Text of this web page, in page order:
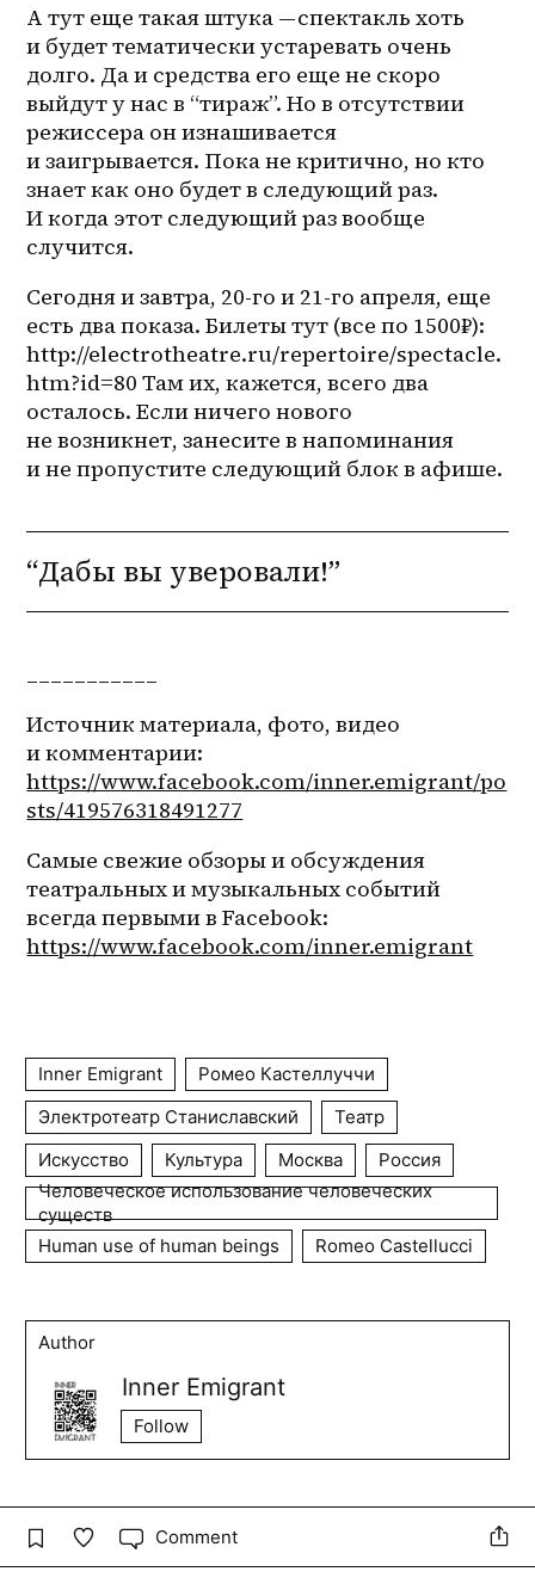
А тут еще такая штука — спектакль хоть
и будет тематически устаревать очень
долго. Да и средства его еще не скоро
выйдут у нас в “тираж”. Но в отсутствии
режиссера он изнашивается
и заигрывается. Пока не критично, но кто
знает как оно будет в следующий раз.
И когда этот следующий раз вообще
случится.
Сегодня и завтра, 20-го и 21-го апреля, еще
есть два показа. Билеты тут (все по 1500₽):
http://electrotheatre.ru/repertoire/spectacle.
htm?id=80 Там их, кажется, всего два
осталось. Если ничего нового
не возникнет, занесите в напоминания
и не пропустите следующий блок в афише.
“Дабы вы уверовали!”
Источник материала, фото, видео
https://www.facebook.com/inner.emigrant/po
sts/419576318491277
Самые свежие обзоры и обсуждения
театральных и музыкальных событий
всегда первыми в Facebook:
https://www.facebook.com/inner.emigrant
Inner Emigrant
Ромео Кастеллуччи
Электротеатр Станиславский
Театр
Искусство
Культура Москва
Россия
Человеческое использование человеческих
существ
Human use of human beings
Romeo Castellucci
Author
Inner Emigrant
Follow
Comment